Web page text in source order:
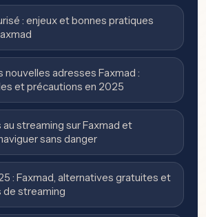
: enjeux et bonnes pratiques
nouvelles adresses Faxmad :
et précautions en 2025
streaming sur Faxmad et
sans danger
: Faxmad, alternatives gratuites et
streaming